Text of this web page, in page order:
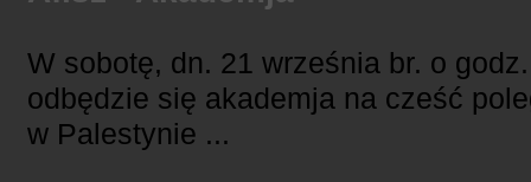
W sobotę, dn. 21 września br. o
odbędzie się akademja na cześć
w Palestynie ...